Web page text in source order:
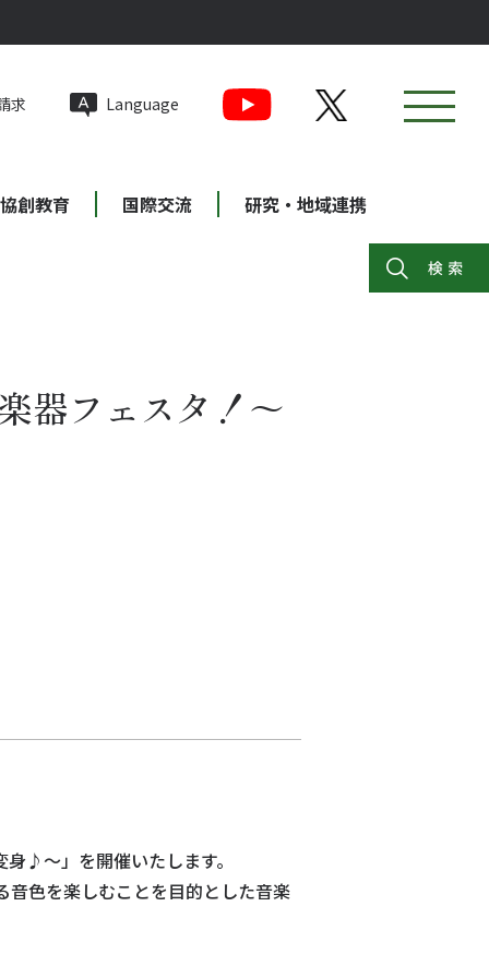
求 Language
創教育 国際交流 研究・地域連携
器フェスタ！～
♪～」を開催いたします。
音色を楽しむことを目的とした音楽